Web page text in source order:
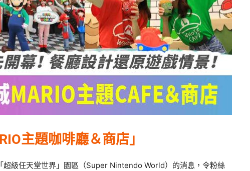
主題咖啡廳＆商店」
超級任天堂世界」園區（Super Nintendo World）的消息，令粉絲